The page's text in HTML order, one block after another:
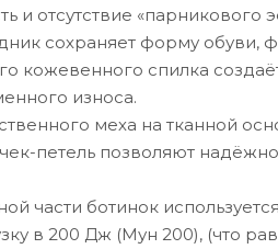
и отсутствие «парникового
сохраняет форму обуви,
кожевенного спилка
износа.
меха на тканной
петель позволяют
части ботинок
в 200 Дж (Мун 200), (что